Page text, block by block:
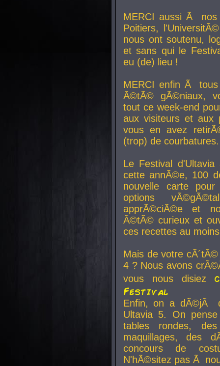
MERCI aussi Ã nos
Poitiers,
nous ont soutenu,
et sans qui le
eu (de) lieu !
MERCI enfin Ã
Ã©tÃ© gÃ©niaux,
tout ce week-end
aux visiteurs et aux
vous en avez
(trop) de courbatures.
Le Festival
cette annÃ©e, 100
nouvelle carte
options
apprÃ©ciÃ©e et
Ã©tÃ© curieux et
ces recettes au
Mais de votre
4 ? Nous avons
vous nous disiez
Festival
Enfin, on a dÃ©jÃ
Ultavia 5. On
tables rondes,
maquillages, des
concours de
N'hÃ©sitez pas Ã